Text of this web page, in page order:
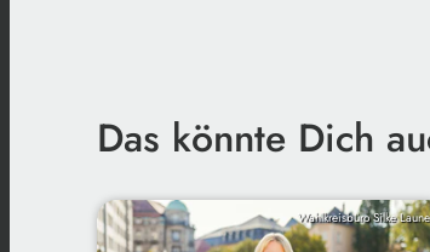
Das könnte Dich
Wahlkreisbüro Silke